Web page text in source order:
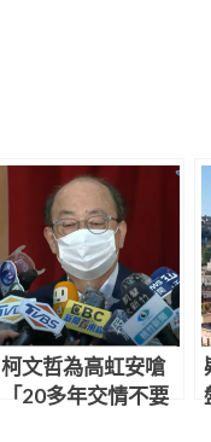
柯文哲為高虹安嗆
「20多年交情不要